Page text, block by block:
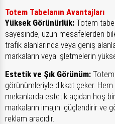
Totem Tabelanın Avantajları
Yüksek Görünürlük: Totem
sayesinde, uzun mesafelerden
trafik alanlarında veya geniş
markaların veya işletmelerin
Estetik ve Şık Görünüm:
görünümleriyle dikkat çeker.
mekanlarda estetik açıdan hoş
markaların imajını güçlendirir
reklam aracıdır.